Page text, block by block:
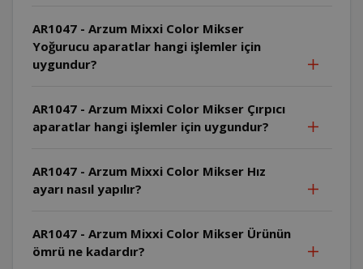
AR1047 - Arzum Mixxi Color Mikser
Yoğurucu aparatlar hangi işlemler için
uygundur?
AR1047 - Arzum Mixxi Color Mikser Çırpıcı
aparatlar hangi işlemler için uygundur?
AR1047 - Arzum Mixxi Color Mikser Hız
ayarı nasıl yapılır?
AR1047 - Arzum Mixxi Color Mikser Ürünün
ömrü ne kadardır?